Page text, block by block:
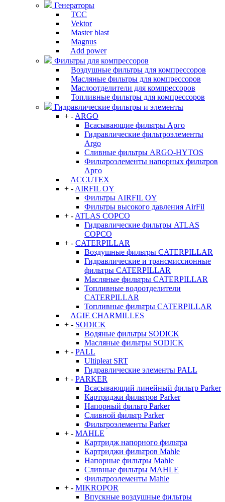
Генераторы
ТСС
Vektor
Master blast
Magnus
Add power
Фильтры для компрессоров
Воздушные фильтры для компрессоров
Масляные фильтры для компрессоров
Маслоотделители для компрессоров
Топливные фильтры для компрессоров
Гидравлические фильтры и элементы
+ - ARGO
Всасывающие фильтры Арго
Гидравлические фильтроэлементы
Argo
Сливные фильтры ARGO-HYTOS
Фильтроэлементы напорных фильтров
Арго
ACCUTEX
+ - AIRFIL OY
Фильтры AIRFIL OY
Фильтры высокого давления AirFil
+ - ATLAS COPCO
Гидравлические фильтры ATLAS
COPCO
+ - CATERPILLAR
Воздушные фильтры CATERPILLAR
Гидравлические и трансмиссионные
фильтры CATERPILLAR
Масляные фильтры CATERPILLAR
Топливные водоотделители
CATERPILLAR
Топливные фильтры CATERPILLAR
AGIE CHARMILLES
+ - SODICK
Водяные фильтры SODICK
Масляные фильтры SODICK
+ - PALL
Ultipleat SRT
Гидравлические элементы PALL
+ - PARKER
Всасывающий линейный фильтр Parker
Картриджи фильтров Parker
Напорный фильтр Parker
Сливной фильтр Parker
Фильтроэлементы Parker
+ - MAHLE
Картридж напорного фильтра
Картриджи фильтров Mahle
Напорные фильтры Mahle
Сливные фильтры MAHLE
Фильтроэлементы Mahle
+ - MIKROPOR
Впускные воздушные фильтры